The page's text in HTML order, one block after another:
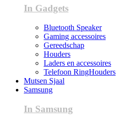
In Gadgets
Bluetooth Speaker
Gaming accessoires
Gereedschap
Houders
Laders en accessoires
Telefoon RingHouders
Mutsen Sjaal
Samsung
In Samsung